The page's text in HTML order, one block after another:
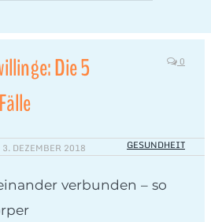
Die 5
0
3. DEZEMBER 2018 GESUNDHEIT
verbunden – so